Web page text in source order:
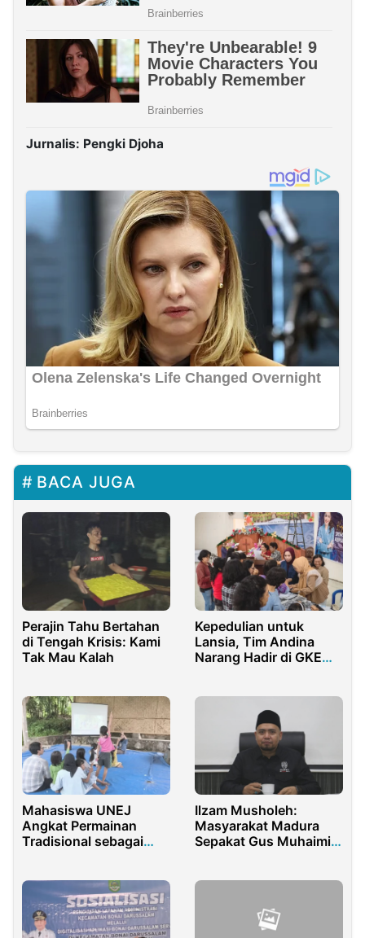
Jurnalis: Pengki Djoha
BACA JUGA
Perajin Tahu Bertahan
di Tengah Krisis: Kami
Tak Mau Kalah
Kepedulian untuk
Lansia, Tim Andina
Narang Hadir di GKE
Mahasiswa UNEJ
Angkat Permainan
Tradisional sebagai
Ilzam Musholeh:
Masyarakat Madura
Sepakat Gus Muhaimin